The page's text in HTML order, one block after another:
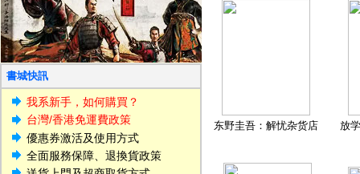
書城快訊
我系新手，如何購買？
台灣/香港免運費政策
優惠券激活及使用方式
全面服務保障、退換貨政策
东野圭吾：解忧杂货店 放